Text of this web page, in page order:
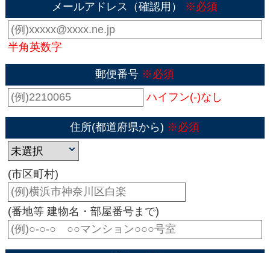
メールアドレス（確認用） ※必須
半角英数字
郵便番号 ※必須
ハイフン(-)なし
住所(都道府県から) ※必須
(市区町村)
(番地等 建物名・部屋番号まで)